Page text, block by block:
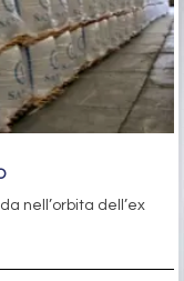
nell’orbita dell’ex